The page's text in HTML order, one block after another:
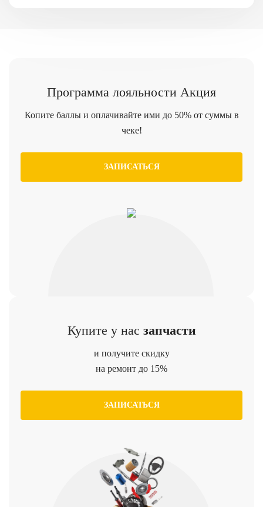
Программа лояльности Акция
Копите баллы и оплачивайте ими до 50% от суммы в
чеке!
ЗАПИСАТЬСЯ
Купите у нас запчасти
и получите скидку
на ремонт до 15%
ЗАПИСАТЬСЯ